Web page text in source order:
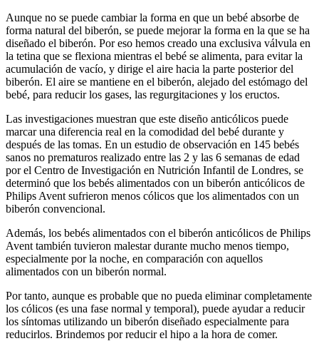
Aunque no se puede cambiar la forma en que un bebé absorbe de
forma natural del biberón, se puede mejorar la forma en la que se ha
diseñado el biberón. Por eso hemos creado una exclusiva válvula en
la tetina que se flexiona mientras el bebé se alimenta, para evitar la
acumulación de vacío, y dirige el aire hacia la parte posterior del
biberón. El aire se mantiene en el biberón, alejado del estómago del
bebé, para reducir los gases, las regurgitaciones y los eructos.
Las investigaciones muestran que este diseño anticólicos puede
marcar una diferencia real en la comodidad del bebé durante y
después de las tomas. En un estudio de observación en 145 bebés
sanos no prematuros realizado entre las 2 y las 6 semanas de edad
por el Centro de Investigación en Nutrición Infantil de Londres, se
determinó que los bebés alimentados con un biberón anticólicos de
Philips Avent sufrieron menos cólicos que los alimentados con un
biberón convencional.
Además, los bebés alimentados con el biberón anticólicos de Philips
Avent también tuvieron malestar durante mucho menos tiempo,
especialmente por la noche, en comparación con aquellos
alimentados con un biberón normal.
Por tanto, aunque es probable que no pueda eliminar completamente
los cólicos (es una fase normal y temporal), puede ayudar a reducir
los síntomas utilizando un biberón diseñado especialmente para
reducirlos. Brindemos por reducir el hipo a la hora de comer.